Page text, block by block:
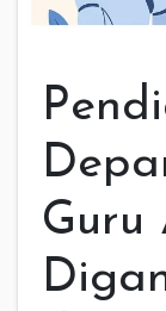
Guru